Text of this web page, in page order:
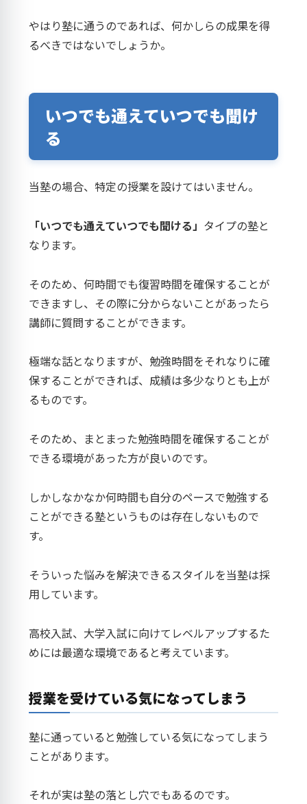
やはり塾に通うのであれば、何かしらの成果を得
るべきではないでしょうか。
いつでも通えていつでも聞け
る
当塾の場合、特定の授業を設けてはいません。
「いつでも通えていつでも聞ける」 タイプの塾と
なります。
そのため、何時間でも復習時間を確保することが
できますし、その際に分からないことがあったら
講師に質問することができます。
極端な話となりますが、勉強時間をそれなりに確
保することができれば、成績は多少なりとも上が
るものです。
そのため、まとまった勉強時間を確保することが
できる環境があった方が良いのです。
しかしなかなか何時間も自分のペースで勉強する
ことができる塾というものは存在しないもので
す。
そういった悩みを解決できるスタイルを当塾は採
用しています。
高校入試、大学入試に向けてレベルアップするた
めには最適な環境であると考えています。
授業を受けている気になってしまう
塾に通っていると勉強している気になってしまう
ことがあります。
それが実は塾の落とし穴でもあるのです。